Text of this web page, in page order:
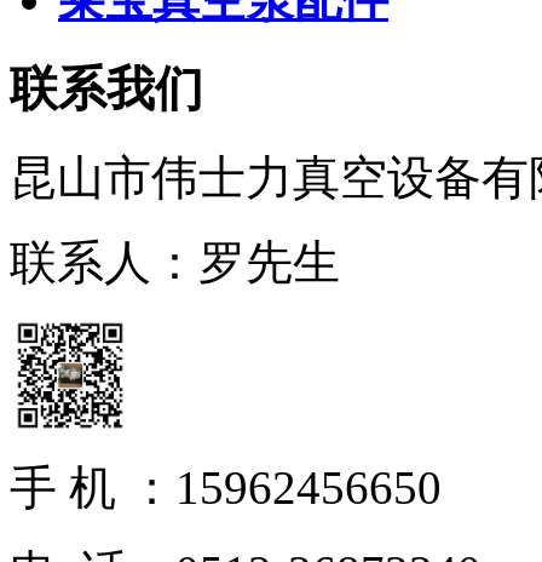
联系我们
昆山市伟士力真空设备
联系人：罗先生
手 机 ：15962456650